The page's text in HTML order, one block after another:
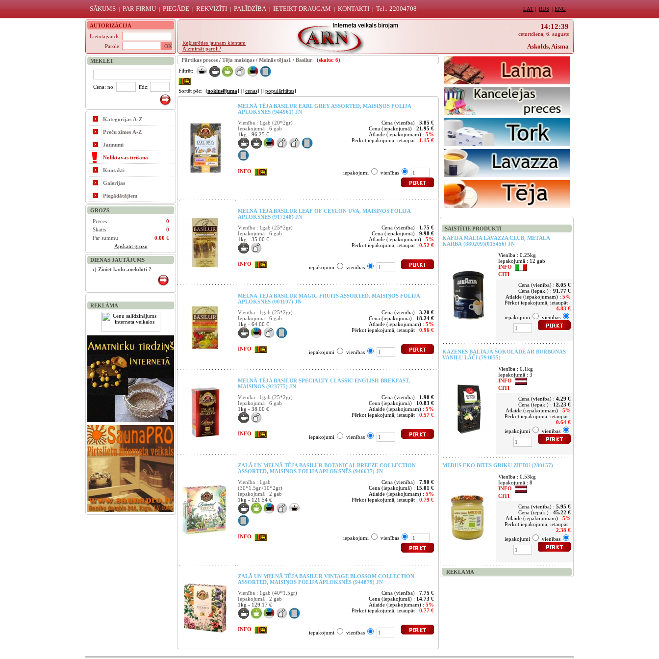
SĀKUMS | PAR FIRMU| PIEGĀDE | REKVIZĪTI | PALĪDZĪBA | IETEIKT DRAUGAM | KONTAKTI | Tel.: 22004708 LAT | RUS | ENG
AUTORIZĀCIJA
Lietotājvārds:
Parole:
Reģistrēties jaunam kientam
Aizmirsāt paroli?
14:12:39
ceturtdiena, 6. augusts
Askolds, Aisma
MEKLĒT
Cena: no: līdz:
Kategorijas A-Z
Preču zīmes A-Z
Jaunumi
Noliktavas tīrīšana
Kontakti
Galerijas
Piegādātājiem
GROZS
Preces
0
Skaits
0
Par summu
0.00 €
Apskatīt grozu
DIENAS JAUTĀJUMS
:) Ziniet kādu anekdoti ?
REKLĀMA
Pārtikas preces / Tēja maisiņos / Melnās tējas1 / Basilur
(skaits: 6)
Filtrēt:
Sortēt pēc: [noklusējuma] | [cenas] | [populāritātes]
MELNĀ TĒJA BASILUR EARL GREY ASSORTED, MAISIŅOS FOLIJA
APLOKSNĒS (944961) JN
Vienība : 1gab (20*2gr)
Iepakojumā : 6 gab
1kg - 96.25 €
Cena (vienība) : 3.85 €
Cena (iepakojumā) : 21.95 €
Atlaide (iepakojumam) : 5%
Pērkot iepakojumā, ietaupāt : 1.15 €
INFO iepakojumi vienības
MELNĀ TĒJA BASILUR LEAF OF CEYLON UVA, MAISIŅOS FOLIJA
APLOKSNĒS (917248) JN
Vienība : 1gab (25*2gr)
Iepakojumā : 6 gab
1kg - 35.00 €
Cena (vienība) : 1.75 €
Cena (iepakojumā) : 9.98 €
Atlaide (iepakojumam) : 5%
Pērkot iepakojumā, ietaupāt : 0.52 €
INFO
iepakojumi vienības
MELNĀ TĒJA BASILUR MAGIC FRUITS ASSORTED, MAISIŅOS FOLIJA
APLOKSNĒS (001107) JN
Vienība : 1gab (25*2gr)
Iepakojumā : 6 gab
1kg - 64.00 €
Cena (vienība) : 3.20 €
Cena (iepakojumā) : 18.24 €
Atlaide (iepakojumam) : 5%
Pērkot iepakojumā, ietaupāt : 0.96 €
INFO
iepakojumi vienības
MELNĀ TĒJA BASILUR SPECIALTY CLASSIC ENGLISH BREKFAST,
MAISIŅOS (923775) JN
Vienība : 1gab (25*2gr)
Iepakojumā : 6 gab
1kg - 38.00 €
Cena (vienība) : 1.90 €
Cena (iepakojumā) : 10.83 €
Atlaide (iepakojumam) : 5%
Pērkot iepakojumā, ietaupāt : 0.57 €
INFO
iepakojumi vienības
ZAĻĀ UN MELNĀ TĒJA BASILUR BOTANICAL BREEZE COLLECTION
ASSORTED, MAISIŅOS FOLIJA APLOKSNĒS (946637) JN
Vienība : 1gab
(30*1.5gr+10*2gr)
Iepakojumā : 2 gab
1kg - 121.54 €
Cena (vienība) : 7.90 €
Cena (iepakojumā) : 15.01 €
Atlaide (iepakojumam) : 5%
Pērkot iepakojumā, ietaupāt : 0.79 €
INFO iepakojumi vienības
ZAĻĀ UN MELNĀ TĒJA BASILUR VINTAGE BLOSSOM COLLECTION
ASSORTED, MAISIŅOS FOLIJA APLOKSNĒS (944879) JN
Vienība : 1gab (40*1.5gr)
Iepakojumā : 2 gab
1kg - 129.17 €
Cena (vienība) : 7.75 €
Cena (iepakojumā) : 14.73 €
Atlaide (iepakojumam) : 5%
Pērkot iepakojumā, ietaupāt : 0.77 €
INFO
iepakojumi vienības
SAISTĪTIE PRODUKTI
KAFIJA MALTA LAVAZZA CLUB, METĀLA
KĀRBĀ (880209)(015456) JN
Vienība : 0.25kg
Iepakojumā : 12 gab
INFO
CITI
Cena (vienība) : 8.05 €
Cena (iepak.) : 91.77 €
Atlaide (iepakojumam) : 5%
Pērkot iepakojumā, ietaupāt :
4.83 €
iepakojumi
vienības
KAZENES BALTAJĀ ŠOKOLĀDĒ AR BURBONAS
VANIĻU LĀČI (791055)
Vienība : 0.1kg
Iepakojumā : 3
INFO
CITI
Cena (vienība) : 4.29 €
Cena (iepak.) : 12.23 €
Atlaide (iepakojumam) : 5%
Pērkot iepakojumā, ietaupāt :
0.64 €
iepakojumi
vienības
MEDUS EKO BITES GRIĶU ZIEDU (280157)
Vienība : 0.53kg
Iepakojumā : 8
INFO
CITI
Cena (vienība) : 5.95 €
Cena (iepak.) : 45.22 €
Atlaide (iepakojumam) : 5%
Pērkot iepakojumā, ietaupāt :
2.38 €
iepakojumi
vienības
REKLĀMA